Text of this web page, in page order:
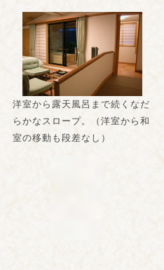
洋室から露天風呂まで続くなだ
らかなスロープ。（洋室から和
室の移動も段差なし）